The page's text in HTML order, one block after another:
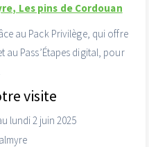
Les pins de Cordouan
au Pack Privilège, qui offre
au Pass’Étapes digital, pour
visite
lundi 2 juin 2025